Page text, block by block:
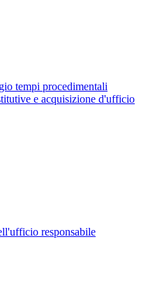
tempi procedimentali
e acquisizione d'ufficio
responsabile